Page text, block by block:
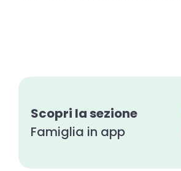
Scopri la sezione
Famiglia in app